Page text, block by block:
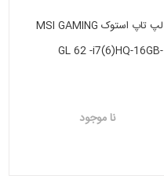
لپ تاپ استوک MSI GAMING
GL 62 -i7(6)HQ-16GB-
نا موجود